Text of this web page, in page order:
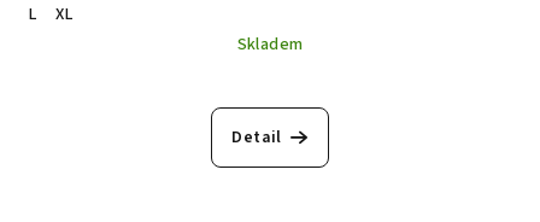
L
XL
Skladem
Detail